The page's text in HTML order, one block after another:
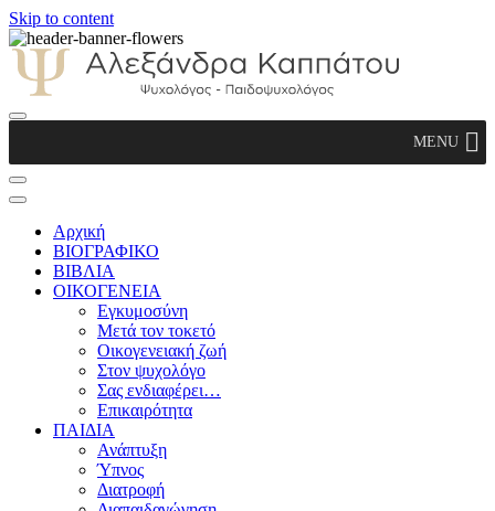
Skip to content
Παιδοψυχολόγος
MENU
Αρχική
ΒΙΟΓΡΑΦΙΚΟ
ΒΙΒΛΙΑ
ΟΙΚΟΓΕΝΕΙΑ
Εγκυμοσύνη
Μετά τον τοκετό
Οικογενειακή ζωή
Στον ψυχολόγο
Σας ενδιαφέρει…
Επικαιρότητα
ΠΑΙΔΙΑ
Ανάπτυξη
Ύπνος
Διατροφή